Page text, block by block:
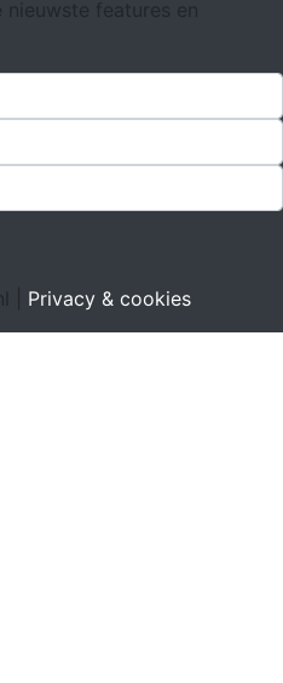
features en
| Privacy & cookies